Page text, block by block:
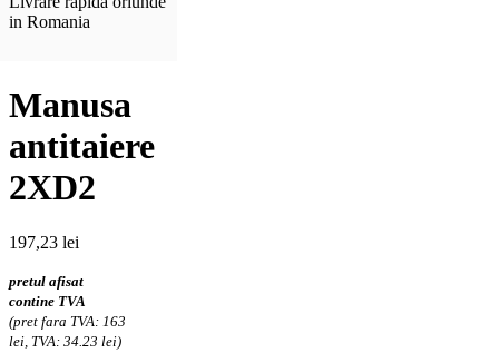
in Romania
Manusa
antitaiere
2XD2
197,23 lei
pretul afisat
contine TVA
(pret fara TVA: 163
lei, TVA: 34.23 lei)